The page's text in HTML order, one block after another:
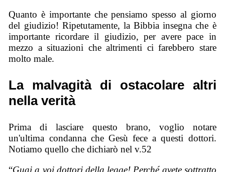
Quanto è importante che pensiamo spesso al giorno
del giudizio! Ripetutamente, la Bibbia insegna che è
importante ricordare il giudizio, per avere pace in
mezzo a situazioni che altrimenti ci farebbero stare
molto male.
La malvagità di ostacolare altri
nella verità
Prima di lasciare questo brano, voglio notare
un'ultima condanna che Gesù fece a questi dottori.
Notiamo quello che dichiarò nel v.52
“Guai a voi dottori della legge! Perché avete sottratto